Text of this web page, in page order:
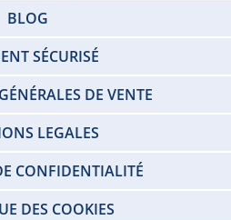
BLOG
SÉCURISÉ
DE VENTE
LEGALES
CONFIDENTIALITÉ
DES COOKIES